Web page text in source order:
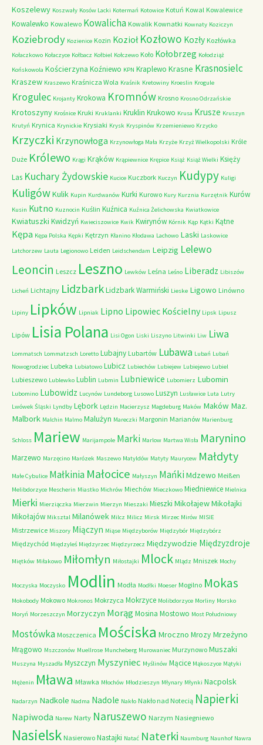
Koszelewy Koszwały Kosów Lacki Kotermań Kotowice Kotuń Kowal Kowalewice
Kowalewko Kowalewo Kowalicha Kowalik Kownatki Kownaty Koziczyn
Koziebrody Kozienice Kozin Kozioł Kozłowo Kozły Kozłówka
Kołaczkowo Kołaczyce Kołbacz Kołbiel Kołczewo Koło Kołobrzeg Kołodziąż
Końskowola Kościerzyna Koźniewo KPN Kraplewo Krasne Krasnosielc
Kraszew Kraszewo Kraśnicza Wola Kraśnik Kretowiny Kroeslin Krogule
Krogulec Krojanty Krokowa Kromnów Krosno Krosno Odrzańskie
Krotoszyny Krośnice Kruki Kruklanki Kruklin Krukowo Krusa Krusze Kruszyn
Krutyń Krynica Krynickie Krysiaki Krysk Kryspinów Krzemieniewo Krzycko
Krzyczki Krzynowłoga Krzynowłoga Mała Krzyże Krzyż Wielkopolski Króle
Duże Królewo Krągi Krąków Krąpiewnice Krępice Książ Książ Wielki Księży
Las Kuchary Żydowskie Kucice Kuczbork Kuczyn Kudypy Kuligi
KuligówKulik Kupin Kurdwanów Kurki Kurowo Kury Kurznia Kurzętnik Kurów
Kusin Kutno Kuznocin Kuślin Kuźnica Kuźnica Żelichowska Kwiatkowice
Kwiatuszki Kwidzyń Kwieciszowice Kwik Kwirynów Kórnik Kąp Kątki Kątne
Kępa Kępa Polska Kępki Kętrzyn Kłanino Kłodawa Lachowo Laski Laskowice
Latchorzew Lauta Legionowo Leiden Leidschendam Leipzig Lelewo
Leoncin Leszcz Leszno Lewków Leśna Leśno Liberadz Libiszów
Licheń Lichtajny LidzbarkLidzbark Warmiński Lieske Ligowo Linówno
Lipiny Lipków Lipniak Lipno Lipowiec Kościelny Lipsk Lipusz
Lipów Lisia Polana Lisi Ogon Liski Liszyno Litwinki Liw Liwa
Lommatsch Lommatzsch Loretto Lubajny Lubartów Lubawa Lubań Lubań
Nowogrodziec Lubeka Lubiatowo Lubicz Lubiechów Lubiejew Lubiejewo Lubiel
Lubieszewo Lublewko Lublin Lubmin Lubniewice Lubomierz Lubomin
Lubomino Lubowidz Lucynów Lundeborg Lusowo Luszyn Lusławice Luta Lutry
Lwówek Śląski Lyndby Lębork Lędzin Macierzysz Magdeburg Maków Maków Maz.
Malbork Malchin Malmo Malużyn Mareczki Margonin Marianów Marienburg
Schloss Mariew Marijampole Marki Marlow Martwa Wisła Marynino
Marzewo Marzęcino Marózek Maszewo Matyldów Matyty Maurycew Małdyty
Małe Cybulice Małkinia Małocice Małyszyn MańkiMdzewo Meißen
Melibdorzyce Mescherin Miastko Michrów Miechów Mieczkowo Miedniewice Mielnica
Mierki Mierziączka Mierzwin Mierzyn Mieszaki Mieszki MikołajewMikołajki
Mikołajów Miksztal Milanówek Milcz Milicz Mirsk Mirzec Mirów MISIE
Mistrzewice Miszory Miączyn Miąse Międzyborów Międzybór Międzybórz
Międzychód Międzyleś Międzyrzec Międzyrzecz Międzywodzie Międzyzdroje
Miętków Miłakowo Miłomłyn Miłostajki Mlock Mlądz Mniszek Mochy
Moczyska Moczysko Modlin Modła Modłki Moeser Mogilno Mokas
Mokobody Mokowo Mokronos Mokrzyca Mokrzyce Molibdorzyce Morliny Morsko
Moryń Morzeszczyn Morzyczyn MorągMosina Mostowo Most Południowy
Mostówka Moszczenica Mościska Mroczno Mrozy Mrzeżyno
Mrągowo Mszczonów Muellrose Muncheberg Murowaniec Murzynowo Muszaki
Muszyna Myszadła Myszczyn Myszyniec Myślinów Mącice Mąkoszyce Mątyki
Mężenin Mława Mławka Młochów Młodzieszyn Młynary Młynki Nacpolsk
Nadarzyn Nadkole Nadma Nadole Nakło Nakło nad Notecią Napierki
Napiwoda Narew Narty Naruszewo Narzym Nasiegniewo
Nasielsk Nasierowo Nastajki Natać Naterki Naumburg Naunhof Nawra